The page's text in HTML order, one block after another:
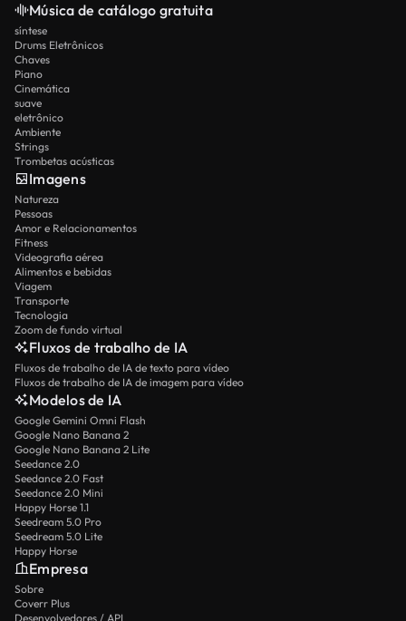
Música de catálogo gratuita
síntese
Drums Eletrônicos
Chaves
Piano
Cinemática
suave
eletrônico
Ambiente
Strings
Trombetas acústicas
Imagens
Natureza
Pessoas
Amor e Relacionamentos
Fitness
Videografia aérea
Alimentos e bebidas
Viagem
Transporte
Tecnologia
Zoom de fundo virtual
Fluxos de trabalho de IA
Fluxos de trabalho de IA de texto para vídeo
Fluxos de trabalho de IA de imagem para vídeo
Modelos de IA
Google Gemini Omni Flash
Google Nano Banana 2
Google Nano Banana 2 Lite
Seedance 2.0
Seedance 2.0 Fast
Seedance 2.0 Mini
Happy Horse 1.1
Seedream 5.0 Pro
Seedream 5.0 Lite
Happy Horse
Empresa
Sobre
Coverr Plus
Desenvolvedores / API